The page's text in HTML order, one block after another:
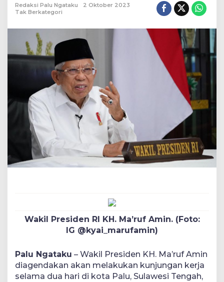
Redaksi Palu Ngataku
2 Oktober 2023
Tak Berkategori
Wakil Presiden RI KH. Ma’ruf Amin. (Foto:
IG @kyai_marufamin)
Palu Ngataku – Wakil Presiden KH. Ma’ruf Amin
diagendakan akan melakukan kunjungan kerja
selama dua hari di kota Palu, Sulawesi Tengah,